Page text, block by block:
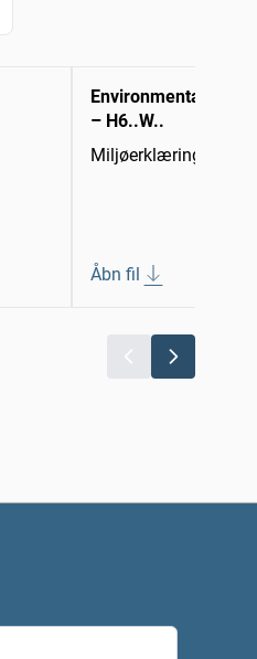
Environmental
– H6..W..
Miljøerklæring
Åbn fil